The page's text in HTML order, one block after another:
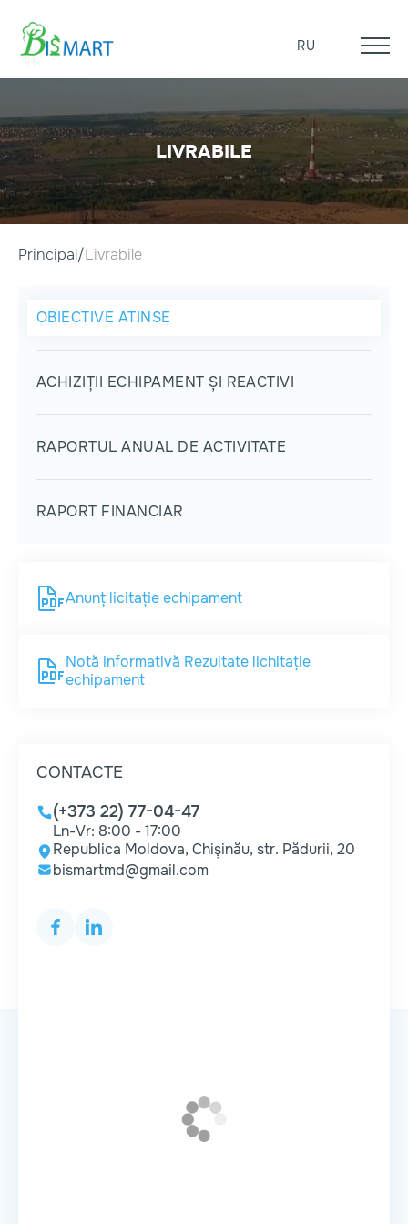
RU
LIVRABILE
Principal Livrabile
OBIECTIVE ATINSE
ACHIZIȚII ECHIPAMENT ȘI REACTIVI
RAPORTUL ANUAL DE ACTIVITATE
RAPORT FINANCIAR
Anunț licitație echipament
Notă informativă Rezultate lichitație
echipament
CONTACTE
(+373 22) 77-04-47
Ln-Vr: 8:00 - 17:00
Republica Moldova, Chişinău, str. Pădurii, 20
bismartmd@gmail.com